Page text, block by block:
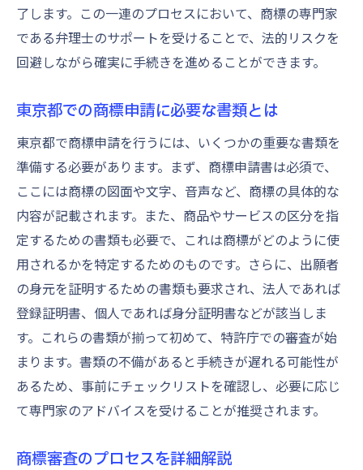
了します。この一連のプロセスにおいて、商標の専門家
である弁理士のサポートを受けることで、法的リスクを
回避しながら確実に手続きを進めることができます。
東京都での商標申請に必要な書類とは
東京都で商標申請を行うには、いくつかの重要な書類を
準備する必要があります。まず、商標申請書は必須で、
ここには商標の図面や文字、音声など、商標の具体的な
内容が記載されます。また、商品やサービスの区分を指
定するための書類も必要で、これは商標がどのように使
用されるかを特定するためのものです。さらに、出願者
の身元を証明するための書類も要求され、法人であれば
登録証明書、個人であれば身分証明書などが該当しま
す。これらの書類が揃って初めて、特許庁での審査が始
まります。書類の不備があると手続きが遅れる可能性が
あるため、事前にチェックリストを確認し、必要に応じ
て専門家のアドバイスを受けることが推奨されます。
商標審査のプロセスを詳細解説